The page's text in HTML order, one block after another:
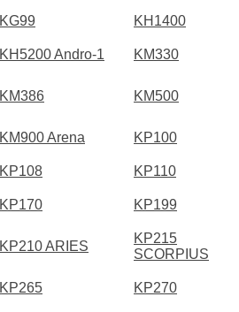
KG99 KH1400
KH5200 Andro-1 KM330
KM386 KM500
KM900 Arena KP100
KP108 KP110
KP170 KP199
KP210 ARIES
KP215
SCORPIUS
KP265 KP270